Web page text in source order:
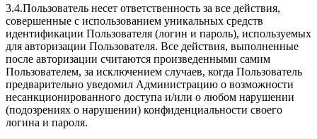
3.4.Пользователь несет ответственность за все действия,
совершенные с использованием уникальных средств
идентификации Пользователя (логин и пароль), используемых
для авторизации Пользователя. Все действия, выполненные
после авторизации считаются произведенными самим
Пользователем, за исключением случаев, когда Пользователь
предварительно уведомил Администрацию о возможности
несанкционированного доступа и/или о любом нарушении
(подозрениях о нарушении) конфиденциальности своего
логина и пароля.